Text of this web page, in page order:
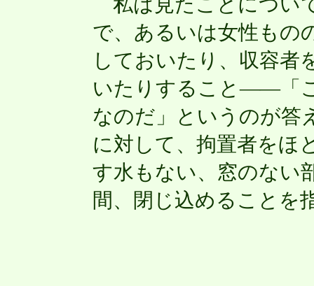
で、あるいは女性もの
しておいたり、収容者
いたりすること――「
なのだ」というのが答
に対して、拘置者をほ
す水もない、窓のない
間、閉じ込めることを